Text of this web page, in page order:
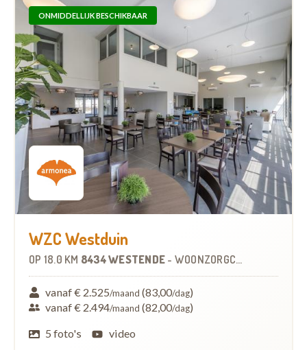
ONMIDDELLIJK BESCHIKBAAR
WZC Westduin
OP 18.0 KM 8434 WESTENDE - WOONZORGCENTRUM (WZC)
vanaf € 2.525/maand (83,00/dag)
vanaf € 2.494/maand (82,00/dag)
5 foto's
video